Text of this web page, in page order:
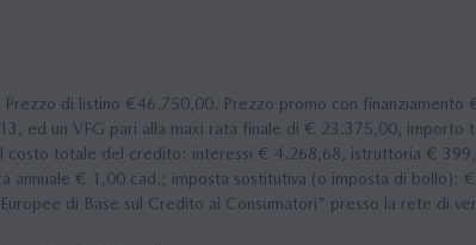
Prezzo di listino €46.750,00. Prezzo promo con finanziamento
ed un VFG pari alla maxi rata finale di € 23.375,00, importo
costo totale del credito: interessi € 4.268,68, istruttoria €
€ 1,00 cad.; imposta sostitutiva (o imposta di bollo):
di Base sul Credito ai Consumatori" presso la rete di